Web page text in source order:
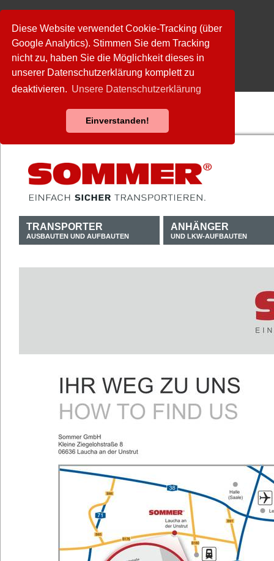
Diese Website verwendet Cookie-Tracking (über
Google Analytics). Stimmen Sie dem Tracking
nicht zu, haben Sie die Möglichkeit dieses in
unserer Datenschutzerklärung komplett zu
deaktivieren. Unsere Datenschutzerklärung
Einverstanden!
TRANSPORTER
AUSBAUTEN UND AUFBAUTEN
ANHÄNGER
UND LKW-AUFBAUTEN